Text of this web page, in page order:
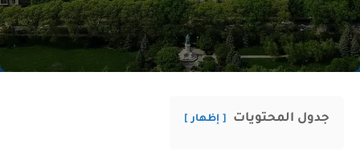
جدول المحتويات إظهار